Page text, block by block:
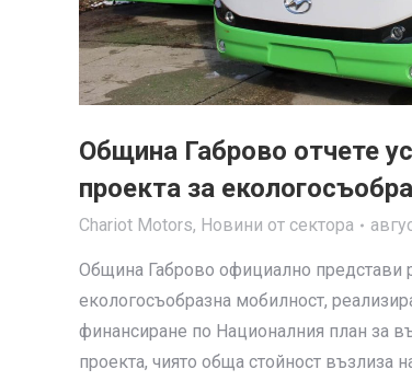
Община Габрово отчете
проекта за
Chariot Motors, Новини от сектора
Община Габрово официално представи
екологосъобразна мобилност,
финансиране по Националния план за
проекта, чиято обща стойност възлиза